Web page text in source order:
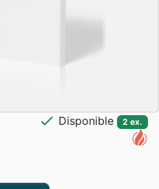
check Disponible 2 ex.